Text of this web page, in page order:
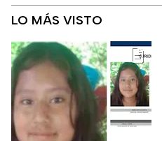
LO MÁS VISTO